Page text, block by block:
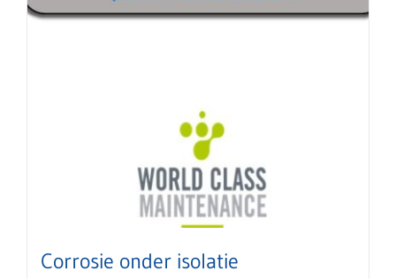
Corrosie onder isolatie